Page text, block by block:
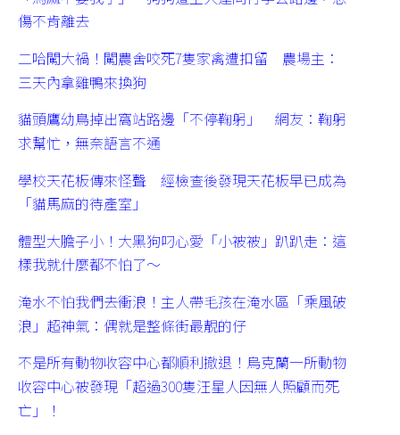
傷不肯離去
二哈闖大禍！闖農舍咬死7隻家禽遭扣留 農場主：
三天內拿雞鴨來換狗
貓頭鷹幼鳥掉出窩站路邊「不停鞠躬」 網友：鞠躬
求幫忙，無奈語言不通
學校天花板傳來怪聲 經檢查後發現天花板早已成為
「貓馬麻的待產室」
體型大膽子小！大黑狗叼心愛「小被被」趴趴走：這
樣我就什麼都不怕了～
淹水不怕我們去衝浪！主人帶毛孩在淹水區「乘風破
浪」超神氣：偶就是整條街最靚的仔
不是所有動物收容中心都順利撤退！烏克蘭一所動物
收容中心被發現「超過300隻汪星人因無人照顧而死
亡」！